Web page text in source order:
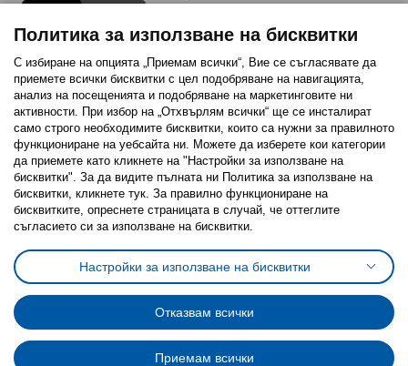
Последвайте ни:
FacebookTwitterYoutubePinterestInstagram
Политика за използване на бисквитки (Cookies)
Избор на настройки за използване на бисквитки
Условия за ползване на ikea.bgОбща политика за личните данни
Политика за защита на личните данни на ikea.bg
Общи условия на програма IKEA Family
Политика за защита на лични данни на програма IKEA Family
Политика за използване на бисквитки
С избиране на опцията „Приемам всички“, Вие се съгласявате да
приемете всички бисквитки с цел подобряване на навигацията,
анализ на посещенията и подобряване на маркетинговите ни
активности. При избор на „Отхвърлям всички“ ще се инсталират
само строго необходимитe бисквитки, които са нужни за правилното
функциониране на уебсайта ни. Можете да изберете кои категории
да приемете като кликнете на "Настройки за използване на
бисквитки". За да видите пълната ни Политика за използване на
бисквитки, кликнете тук. За правилно функциониране на
бисквитките, опреснете страницата в случай, че оттеглите
съгласието си за използване на бисквитки.
Настройки за използване на бисквитки
Отказвам всички
Приемам всички